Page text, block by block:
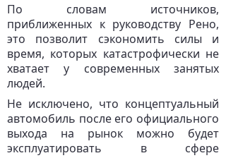
По словам источников,
приближенных к руководству Рено,
это позволит сэкономить силы и
время, которых катастрофически не
хватает у современных занятых
людей.
Не исключено, что концептуальный
автомобиль после его официального
выхода на рынок можно будет
эксплуатировать в сфере